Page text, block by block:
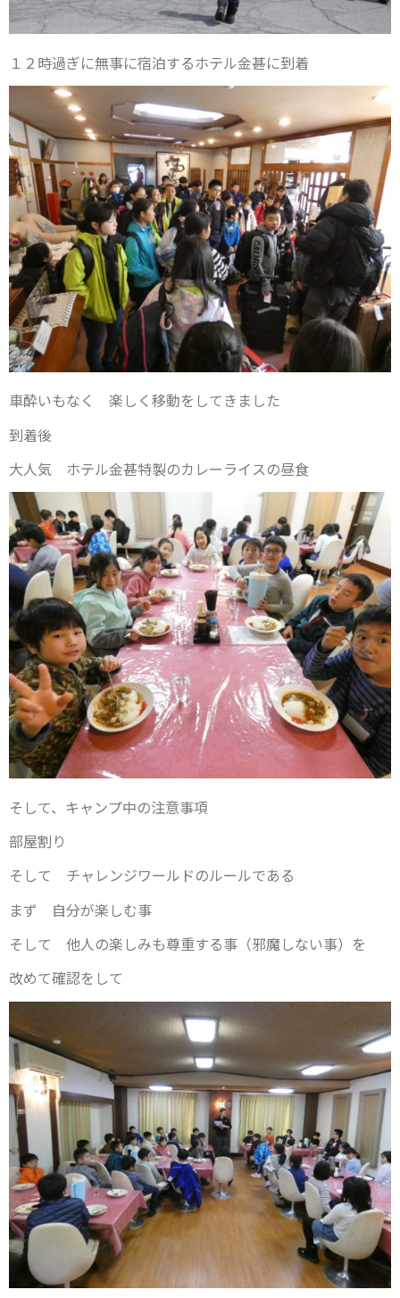
１２時過ぎに無事に宿泊するホテル金甚に到着
車酔いもなく 楽しく移動をしてきました
到着後
大人気 ホテル金甚特製のカレーライスの昼食
そして、キャンプ中の注意事項
部屋割り
そして チャレンジワールドのルールである
まず 自分が楽しむ事
そして 他人の楽しみも尊重する事（邪魔しない事）を
改めて確認をして